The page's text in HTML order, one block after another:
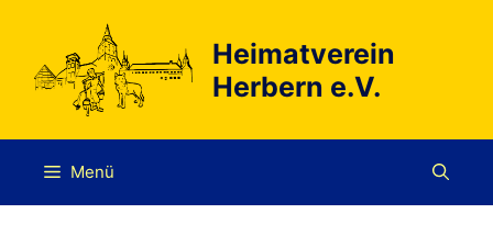
springen
Heimatverein
Herbern e.V.
Menü